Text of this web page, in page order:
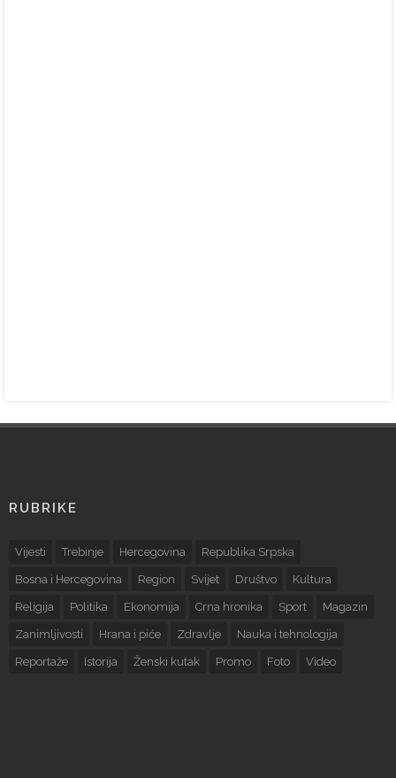
RUBRIKE
Vijesti Trebinje Hercegovina Republika Srpska
Bosna i Hercegovina Region Svijet Društvo Kultura
Religija Politika Ekonomija Crna hronika Sport Magazin
Zanimljivosti Hrana i piće Zdravlje Nauka i tehnologija
Reportaže Istorija Ženski kutak Promo Foto Video